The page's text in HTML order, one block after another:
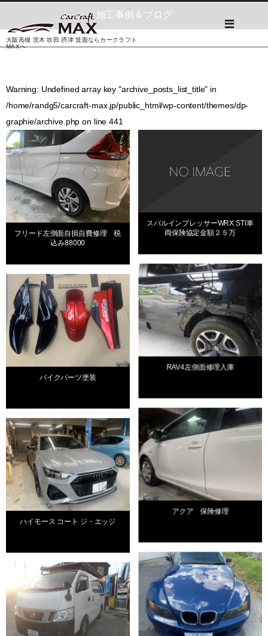
大阪高槻 茨木 吹田 摂津 箕面ならカークラフト
MAXへ
施工事例＆ブログ
Warning: Undefined array key "archive_posts_list_title" in
/home/randg5/carcraft-max.jp/public_html/wp-content/themes/dp-
graphie/archive.php on line441
フリード左側面自損自費修理 税
込み88000
スバルインプレッサーWRX STI車
両保険協定金額２５万
RAV4左側面修理入庫
バイクパーツ塗装
アクア 保険修理
ハイモース コート ジ・エッジ